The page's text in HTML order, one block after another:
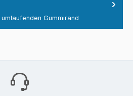
Gummirand